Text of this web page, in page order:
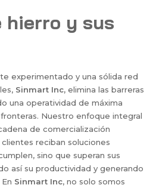
hierro y sus
experimentado y una sólida red
Sinmart Inc, elimina las barreras
una operatividad de máxima
Nuestro enfoque integral
de comercialización
reciban soluciones
sino que superan sus
así su productividad y generando
Sinmart Inc, no solo somos